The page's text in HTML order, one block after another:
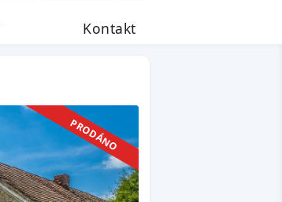
Kontakt
PRODÁNO